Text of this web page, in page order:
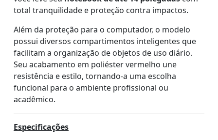
total tranquilidade e proteção contra impactos.
Além da proteção para o computador, o modelo
possui diversos compartimentos inteligentes que
facilitam a organização de objetos de uso diário.
Seu acabamento em poliéster vermelho une
resistência e estilo, tornando-a uma escolha
funcional para o ambiente profissional ou
acadêmico.
Especificações